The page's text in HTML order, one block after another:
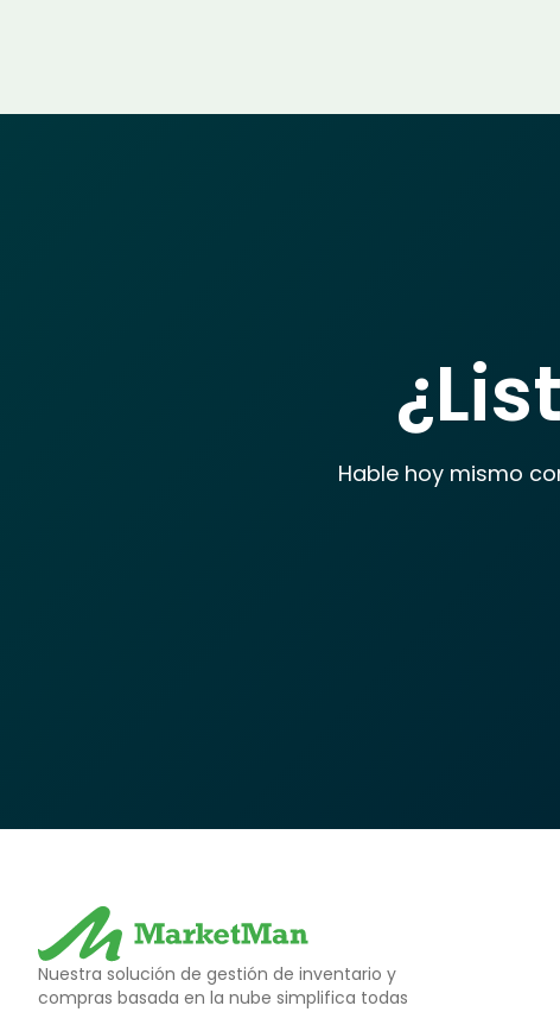
Hable hoy mismo
Nuestra solución de gestión de inventario y
compras basada en la nube simplifica todas